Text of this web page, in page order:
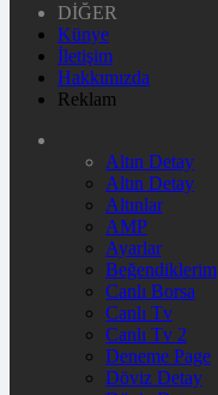
DİĞER
Künye
İletişim
Hakkımızda
Reklam
Altın Detay
Altın Detay
Altınlar
AMP
Ayarlar
Beğendiklerim
Canlı Borsa
Canlı Tv
Canlı Tv 2
Deneme Page
Döviz Detay